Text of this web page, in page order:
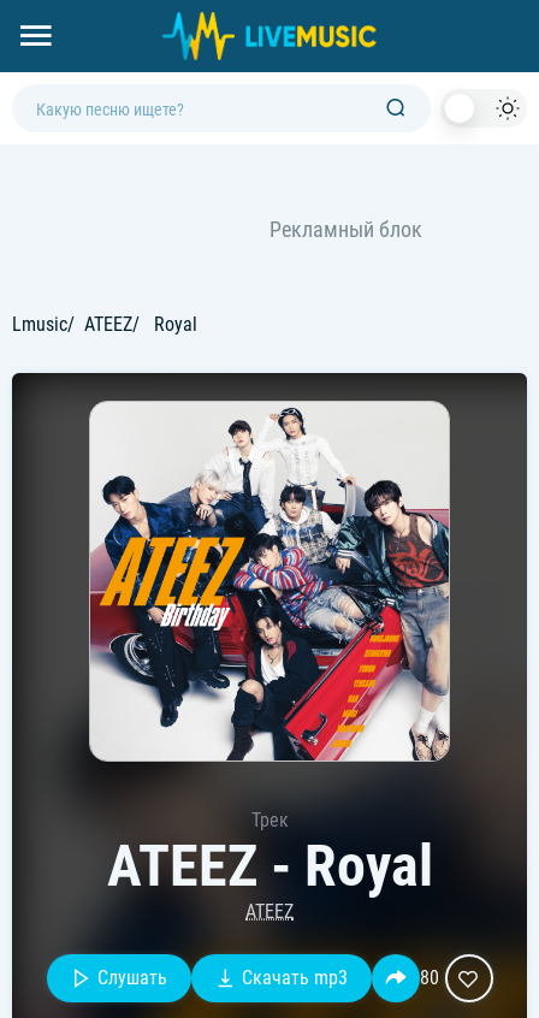
Lmusic ATEEZ Royal
Трек
ATEEZ - Royal
ATEEZ
Слушать Скачать mp3 80